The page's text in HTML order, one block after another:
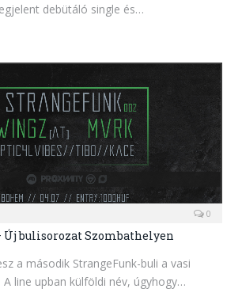
debütáló single és…
0
Új bulisorozat Szombathelyen
a második StrangeFunk-buli a vasi
A line upban külföldi név, úgyhogy…